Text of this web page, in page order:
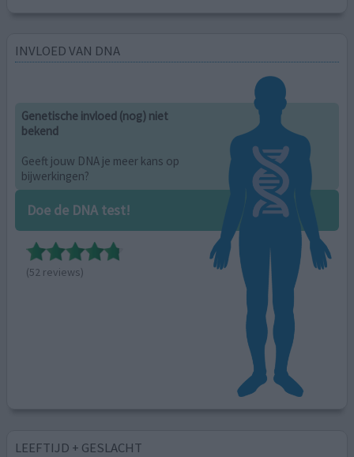
INVLOED VAN DNA
Genetische invloed (nog) niet
bekend
Geeft jouw DNA je meer kans op
bijwerkingen?
Doe de DNA test!
(52 reviews)
LEEFTIJD + GESLACHT